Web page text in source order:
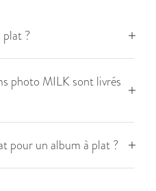
plat ?
photo MILK sont livrés
pour un album à plat ?